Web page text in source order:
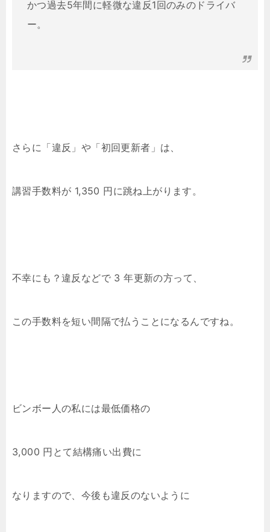
かつ過去5年間に軽微な違反1回のみのドライバ
ー。
さらに「違反」や「初回更新者」は、
講習手数料が 1,350 円に跳ね上がります。
不幸にも？違反などで 3 年更新の方って、
この手数料を短い間隔で払うことになるんですね。
ビンボー人の私には最低価格の
3,000 円とて結構痛い出費に
なりますので、今後も違反のないように